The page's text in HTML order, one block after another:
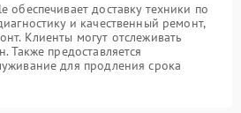
обеспечивает доставку техники по
и качественный ремонт,
Клиенты могут отслеживать
Также предоставляется
для продления срока